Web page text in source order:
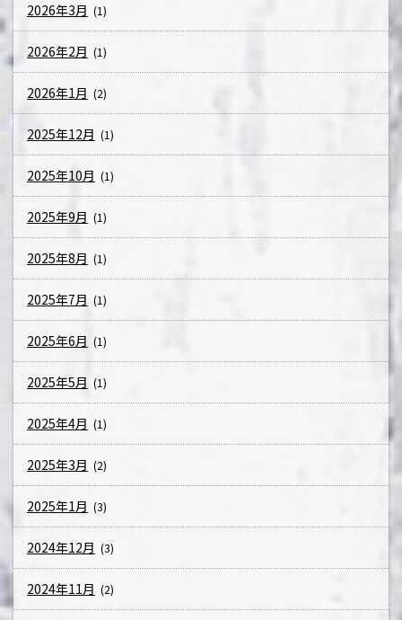
2026年3月 (1)
2026年2月 (1)
2026年1月 (2)
2025年12月 (1)
2025年10月 (1)
2025年9月 (1)
2025年8月 (1)
2025年7月 (1)
2025年6月 (1)
2025年5月 (1)
2025年4月 (1)
2025年3月 (2)
2025年1月 (3)
2024年12月 (3)
2024年11月 (2)